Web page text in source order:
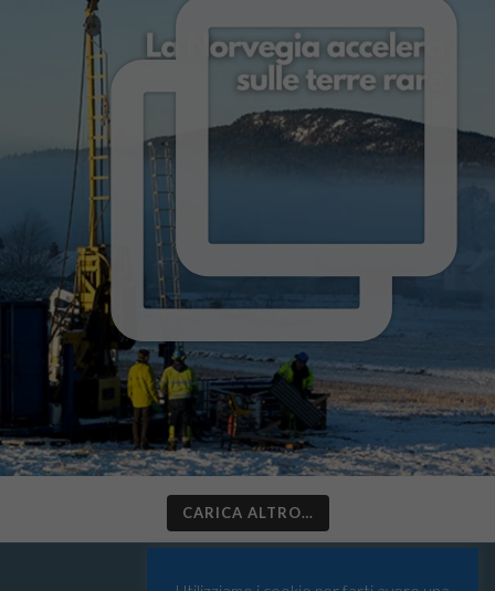
CARICA ALTRO…